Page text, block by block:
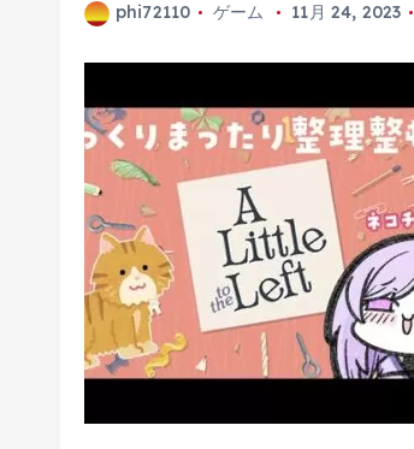
phi72110 ゲーム 11月 24, 2023